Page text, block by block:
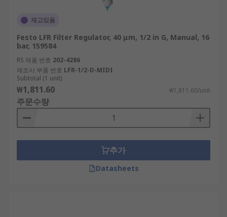
재고있음
Festo LFR Filter Regulator, 40 μm, 1/2 in G, Manual, 16
bar, 159584
RS 제품 번호 202-4286
제조사 부품 번호 LFR-1/2-D-MIDI
Subtotal (1 unit)
₩1,811.60 ₩1,811.60/unit
주문수량
추가
Datasheets